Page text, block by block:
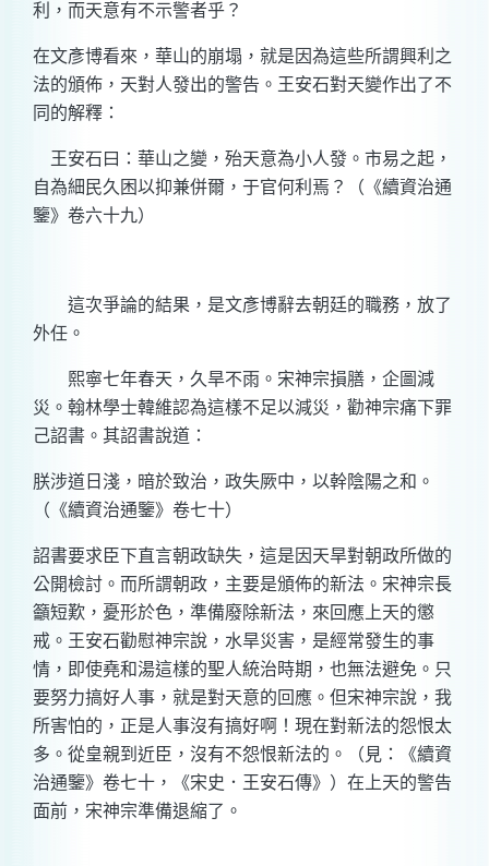
利，而天意有不示警者乎？
在文彥博看來，華山的崩塌，就是因為這些所謂興利之
法的頒佈，天對人發出的警告。王安石對天變作出了不
同的解釋：
王安石曰：華山之變，殆天意為小人發。市易之起，
自為細民久困以抑兼併爾，于官何利焉？（《續資治通
鑒》卷六十九）
這次爭論的結果，是文彥博辭去朝廷的職務，放了
外任。
熙寧七年春天，久旱不雨。宋神宗損膳，企圖減
災。翰林學士韓維認為這樣不足以減災，勸神宗痛下罪
己詔書。其詔書說道：
朕涉道日淺，暗於致治，政失厥中，以幹陰陽之和。
（《續資治通鑒》卷七十）
詔書要求臣下直言朝政缺失，這是因天旱對朝政所做的
公開檢討。而所謂朝政，主要是頒佈的新法。宋神宗長
籲短歎，憂形於色，準備廢除新法，來回應上天的懲
戒。王安石勸慰神宗說，水旱災害，是經常發生的事
情，即使堯和湯這樣的聖人統治時期，也無法避免。只
要努力搞好人事，就是對天意的回應。但宋神宗說，我
所害怕的，正是人事沒有搞好啊！現在對新法的怨恨太
多。從皇親到近臣，沒有不怨恨新法的。（見：《續資
治通鑒》卷七十，《宋史．王安石傳》）在上天的警告
面前，宋神宗準備退縮了。